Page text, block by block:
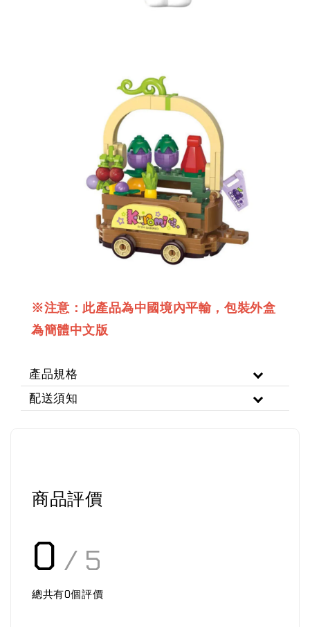
※注意：此產品為中國境內平輸，包裝外盒
為簡體中文版
產品規格
配送須知
商品評價
0 / 5
總共有0個評價